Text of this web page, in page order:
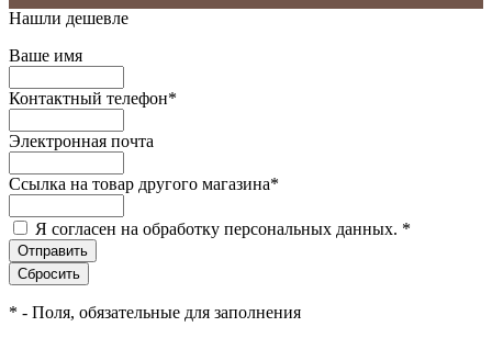
Нашли дешевле
Ваше имя
Контактный телефон*
Электронная почта
Ссылка на товар другого магазина*
Я согласен на обработку персональных данных. *
* - Поля, обязательные для заполнения